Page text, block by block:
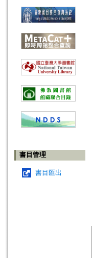
書目管理
書目匯出